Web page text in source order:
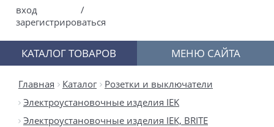
вход
/
зарегистрироваться
КАТАЛОГ ТОВАРОВ МЕНЮ САЙТА
Главная Каталог
Розетки и выключатели
Электроустановочные изделия IEK
Электроустановочные изделия IEK, BRITE